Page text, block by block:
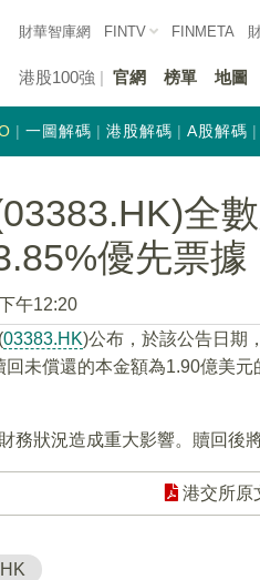
財華智庫網 FINTV FINMETA
港股100強 官網 榜單 地圖
一圖解碼 港股解碼 A股解碼
全
優先票據
午12:20
03383.HK)公布，於該公告日期
未償還的本金額為1.90億美
務狀況造成重大影響。贖回後
港交所原